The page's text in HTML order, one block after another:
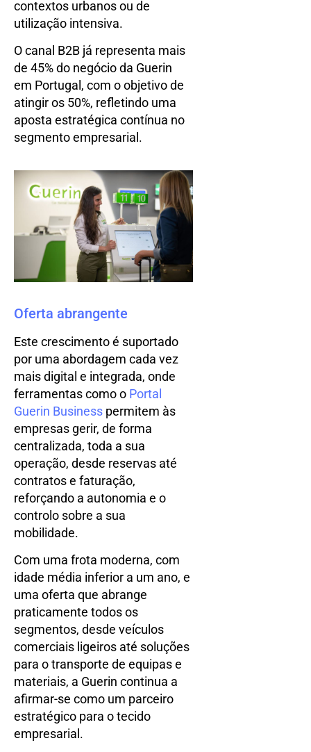
contextos urbanos ou de
utilização intensiva.
O canal B2B já representa mais
de 45% do negócio da Guerin
em Portugal, com o objetivo de
atingir os 50%, refletindo uma
aposta estratégica contínua no
segmento empresarial.
Oferta abrangente
Este crescimento é suportado
por uma abordagem cada vez
mais digital e integrada, onde
ferramentas como o Portal
Guerin Business permitem às
empresas gerir, de forma
centralizada, toda a sua
operação, desde reservas até
contratos e faturação,
reforçando a autonomia e o
controlo sobre a sua
mobilidade.
Com uma frota moderna, com
idade média inferior a um ano, e
uma oferta que abrange
praticamente todos os
segmentos, desde veículos
comerciais ligeiros até soluções
para o transporte de equipas e
materiais, a Guerin continua a
afirmar-se como um parceiro
estratégico para o tecido
empresarial.